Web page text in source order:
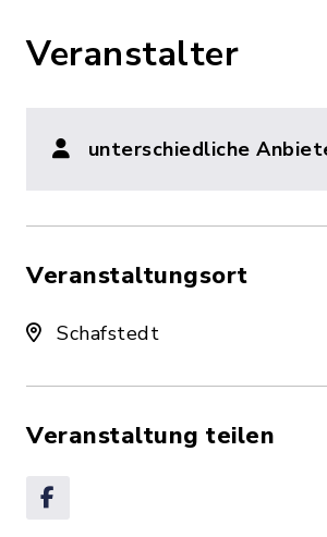
Veranstalter
unterschiedliche
Veranstaltungsort
Schafstedt
Veranstaltung teilen